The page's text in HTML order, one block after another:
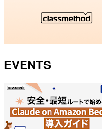
EVENTS